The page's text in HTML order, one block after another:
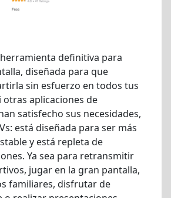
herramienta definitiva para
diseñada para que
sin esfuerzo en todos tus
otras aplicaciones de
satisfecho sus necesidades,
está diseñada para ser más
y está repleta de
Ya sea para retransmitir
jugar en la gran pantalla,
familiares, disfrutar de